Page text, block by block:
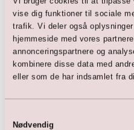
vise dig funktioner til sociale
trafik. Vi deler også
hjemmeside med vores
annonceringspartnere og
kombinere disse data med
eller som de har indsamlet fra
Nødvendig
Her er